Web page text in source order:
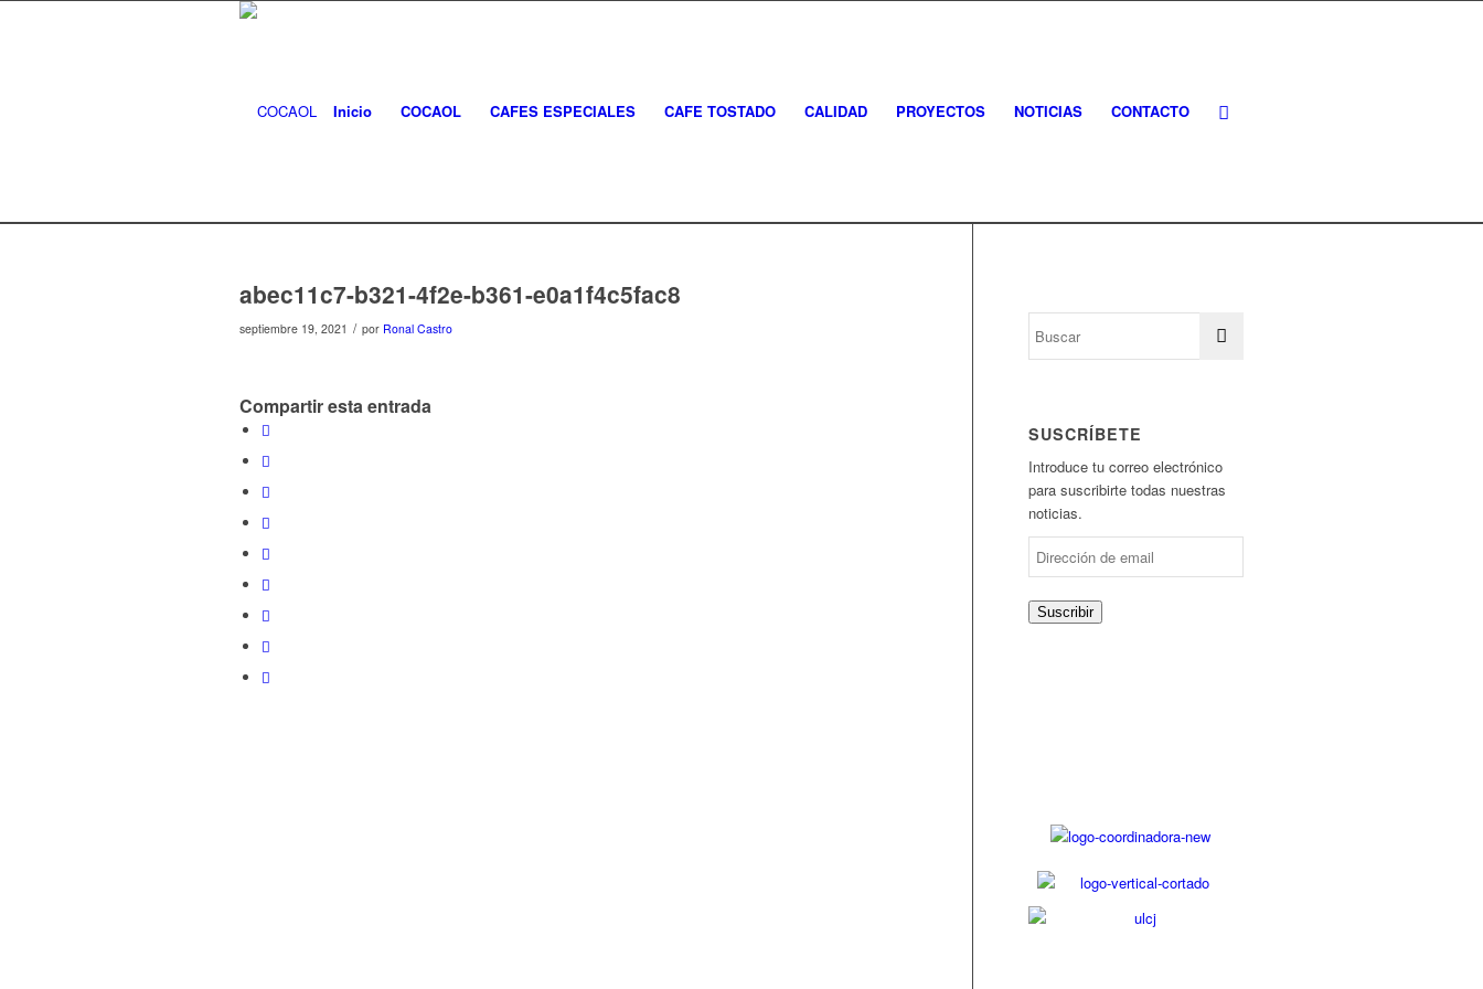
Inicio COCAOL CAFES ESPECIALES CAFE TOSTADO CALIDAD PROYECTOS NOTICIAS CONTACTO
abec11c7-b321-4f2e-b361-e0a1f4c5fac8
septiembre 19, 2021 / por Ronal Castro
Compartir esta entrada
SUSCRÍBETE
Introduce tu correo electrónico
para suscribirte todas nuestras
noticias.
Suscribir